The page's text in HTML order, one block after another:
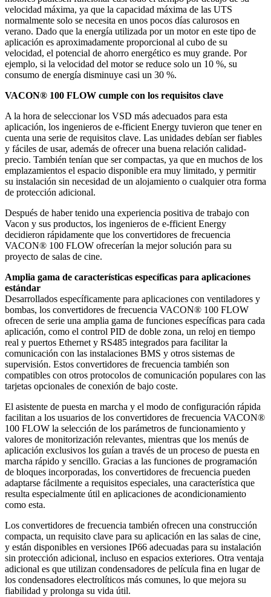
velocidad máxima, ya que la capacidad máxima de las UTS
normalmente solo se necesita en unos pocos días calurosos en
verano. Dado que la energía utilizada por un motor en este tipo de
aplicación es aproximadamente proporcional al cubo de su
velocidad, el potencial de ahorro energético es muy grande. Por
ejemplo, si la velocidad del motor se reduce solo un 10 %, su
consumo de energía disminuye casi un 30 %.
VACON® 100 FLOW cumple con los requisitos clave
A la hora de seleccionar los VSD más adecuados para esta
aplicación, los ingenieros de e-fficient Energy tuvieron que tener en
cuenta una serie de requisitos clave. Las unidades debían ser fiables
y fáciles de usar, además de ofrecer una buena relación calidad-
precio. También tenían que ser compactas, ya que en muchos de los
emplazamientos el espacio disponible era muy limitado, y permitir
su instalación sin necesidad de un alojamiento o cualquier otra forma
de protección adicional.
Después de haber tenido una experiencia positiva de trabajo con
Vacon y sus productos, los ingenieros de e-fficient Energy
decidieron rápidamente que los convertidores de frecuencia
VACON® 100 FLOW ofrecerían la mejor solución para su
proyecto de salas de cine.
Amplia gama de características específicas para aplicaciones
estándar
Desarrollados específicamente para aplicaciones con ventiladores y
bombas, los convertidores de frecuencia VACON® 100 FLOW
ofrecen de serie una amplia gama de funciones específicas para cada
aplicación, como el control PID de doble zona, un reloj en tiempo
real y puertos Ethernet y RS485 integrados para facilitar la
comunicación con las instalaciones BMS y otros sistemas de
supervisión. Estos convertidores de frecuencia también son
compatibles con otros protocolos de comunicación populares con las
tarjetas opcionales de conexión de bajo coste.
El asistente de puesta en marcha y el modo de configuración rápida
facilitan a los usuarios de los convertidores de frecuencia VACON®
100 FLOW la selección de los parámetros de funcionamiento y
valores de monitorización relevantes, mientras que los menús de
aplicación exclusivos los guían a través de un proceso de puesta en
marcha rápido y sencillo. Gracias a las funciones de programación
de bloques incorporadas, los convertidores de frecuencia pueden
adaptarse fácilmente a requisitos especiales, una característica que
resulta especialmente útil en aplicaciones de acondicionamiento
como esta.
Los convertidores de frecuencia también ofrecen una construcción
compacta, un requisito clave para su aplicación en las salas de cine,
y están disponibles en versiones IP66 adecuadas para su instalación
sin protección adicional, incluso en espacios exteriores. Otra ventaja
adicional es que utilizan condensadores de película fina en lugar de
los condensadores electrolíticos más comunes, lo que mejora su
fiabilidad y prolonga su vida útil.